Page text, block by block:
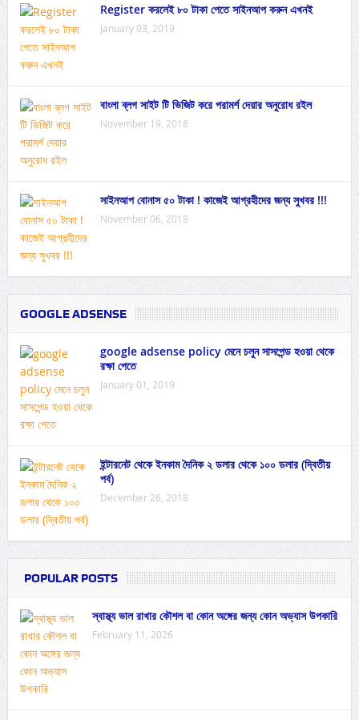
Register করলেই ৮০ টাকা পেতে সাইনআপ করুন এখনই
January 03, 2019
বাংলা ব্লগ সাইট টি ভিজিট করে পরামর্শ দেয়ার অনুরোধ রইল
November 19, 2018
সাইনআপ বোনাস ৫০ টাকা ! কাজেই আগ্রহীদের জন্য সুখবর !!!
November 06, 2018
GOOGLE ADSENSE
google adsense policy মেনে চলুন সাসপেন্ড হওয়া থেকে
রক্ষা পেতে
January 01, 2019
ইন্টারনেট থেকে ইনকাম দৈনিক ২ ডলার থেকে ১০০ ডলার (দ্বিতীয়
পর্ব)
December 26, 2018
POPULAR POSTS
স্বাস্থ্য ভাল রাখার কৌশল বা কোন অঙ্গের জন্য কোন অভ্যাস উপকারি
February 11, 2026